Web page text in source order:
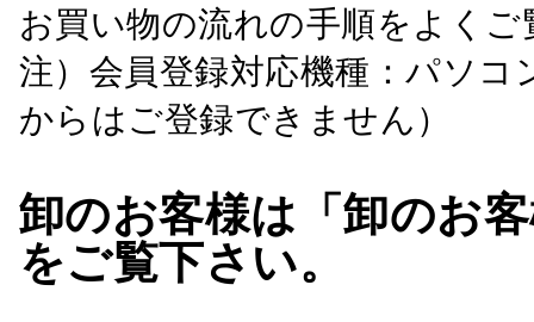
お買い物の流れの手順をよくご
注）会員登録対応機種：パソ
からはご登録できません）
卸のお客様は「卸のお
をご覧下さい。